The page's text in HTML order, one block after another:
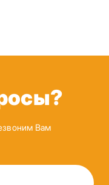
Вам